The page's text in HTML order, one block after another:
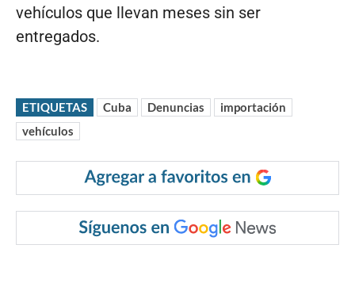
vehículos que llevan meses sin ser
entregados.
ETIQUETAS Cuba Denuncias
importación
vehículos